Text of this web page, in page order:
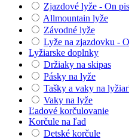
Zjazdové lyže - On
Allmountain lyže
Závodné lyže
Lyže na zjazdovku -
Lyžiarske doplnky
Držiaky na skipas
Pásky na lyže
Tašky a vaky na
Vaky na lyže
Ľadové korčulovanie
Korčule na ľad
Detské korčule